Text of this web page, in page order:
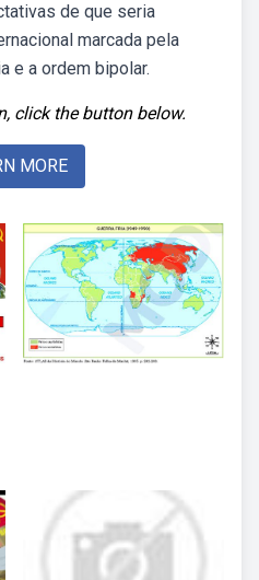
de que seria
marcada pela
e a ordem bipolar.
click the button below.
MORE